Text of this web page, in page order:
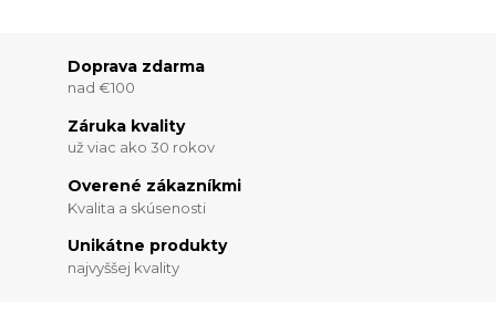
Doprava zdarma
nad €100
Záruka kvality
už viac ako 30 rokov
Overené zákazníkmi
Kvalita a skúsenosti
Unikátne produkty
najvyššej kvality